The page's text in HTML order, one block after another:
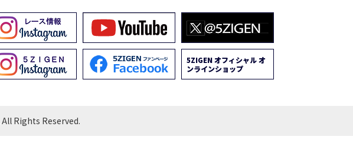
5ZIGEN オフィシャル オ
ンラインショップ
Rights Reserved.